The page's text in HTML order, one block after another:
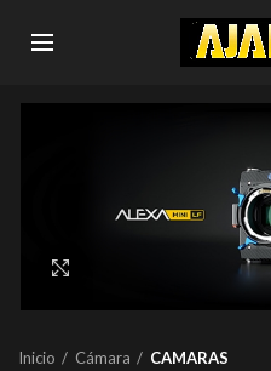
Inicio Cámara CAMARAS